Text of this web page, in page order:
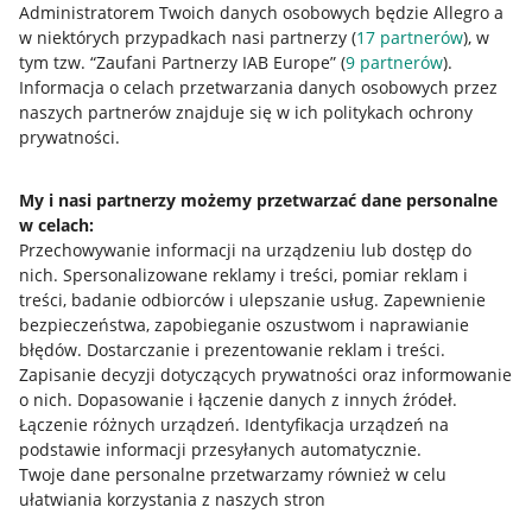
Administratorem Twoich danych osobowych będzie Allegro a
w niektórych przypadkach nasi partnerzy (17 partnerów), w
tym tzw. “Zaufani Partnerzy IAB Europe” (9 partnerów).
Informacja o celach przetwarzania danych osobowych przez
naszych partnerów znajduje się w ich politykach ochrony
prywatności.
My i nasi partnerzy możemy przetwarzać dane personalne
w celach:
Przechowywanie informacji na urządzeniu lub dostęp do
nich. Spersonalizowane reklamy i treści, pomiar reklam i
treści, badanie odbiorców i ulepszanie usług. Zapewnienie
bezpieczeństwa, zapobieganie oszustwom i naprawianie
błędów. Dostarczanie i prezentowanie reklam i treści.
Zapisanie decyzji dotyczących prywatności oraz informowanie
o nich. Dopasowanie i łączenie danych z innych źródeł.
Łączenie różnych urządzeń. Identyfikacja urządzeń na
podstawie informacji przesyłanych automatycznie.
Twoje dane personalne przetwarzamy również w celu
ułatwiania korzystania z naszych stron
Przydatne informacje
Jak to działa
Allegro Gadane dla sprzedających
Allegro Gadane dla kupujących
Mapa miejscowości
Informacje prawne
Regulamin
Polityka plików "cookies"
Ustawienia plików "cookies"